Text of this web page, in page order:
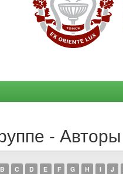
-
B C D E F G H I J